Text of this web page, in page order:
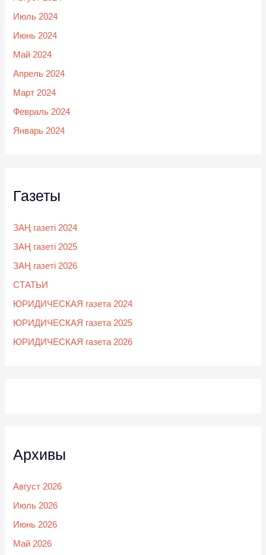
Июль 2024
Июнь 2024
Май 2024
Апрель 2024
Март 2024
Февраль 2024
Январь 2024
Газеты
ЗАҢ газеті 2024
ЗАҢ газеті 2025
ЗАҢ газеті 2026
СТАТЬИ
ЮРИДИЧЕСКАЯ газета 2024
ЮРИДИЧЕСКАЯ газета 2025
ЮРИДИЧЕСКАЯ газета 2026
Архивы
Август 2026
Июль 2026
Июнь 2026
Май 2026